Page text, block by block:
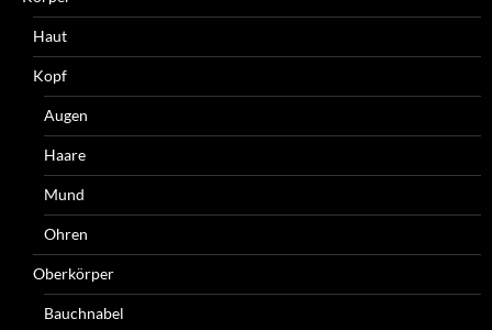
Haut
Kopf
Augen
Haare
Mund
Ohren
Oberkörper
Bauchnabel